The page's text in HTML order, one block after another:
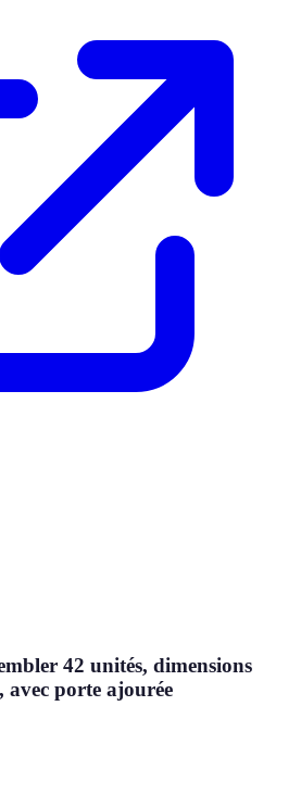
42 unités, dimensions
avec porte ajourée